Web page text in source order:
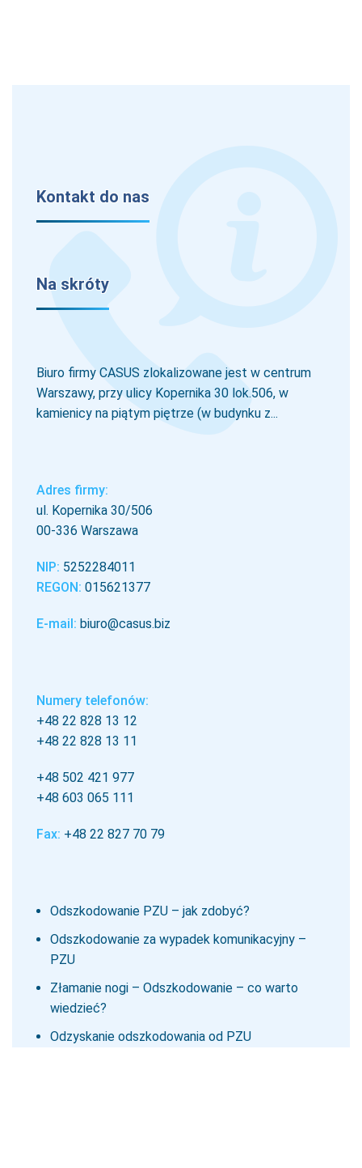
Kontakt do nas
Na skróty
Biuro firmy CASUS zlokalizowane jest w centrum
Warszawy, przy ulicy Kopernika 30 lok.506, w
kamienicy na piątym piętrze (w budynku z...
Adres firmy:
ul. Kopernika 30/506
00-336 Warszawa
NIP: 5252284011
REGON: 015621377
E-mail: biuro@casus.biz
Numery telefonów:
+48 22 828 13 12
+48 22 828 13 11
+48 502 421 977
+48 603 065 111
Fax: +48 22 827 70 79
Odszkodowanie PZU – jak zdobyć?
Odszkodowanie za wypadek komunikacyjny –
PZU
Złamanie nogi – Odszkodowanie – co warto
wiedzieć?
Odzyskanie odszkodowania od PZU